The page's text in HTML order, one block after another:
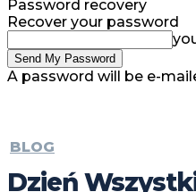
Password recovery
Recover your password
A password will be e-
BLOG
Dzień